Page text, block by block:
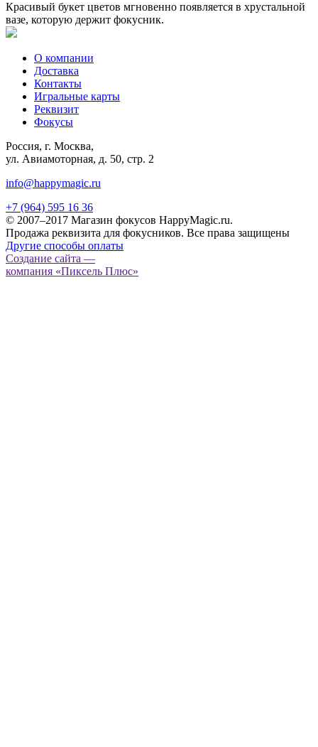
Красивый букет цветов мгновенно появляется в хрустальной
вазе, которую держит фокусник.
О компании
Доставка
Контакты
Игральные карты
Реквизит
Фокусы
Россия, г. Москва,
ул. Авиамоторная, д. 50, стр. 2
info@happymagic.ru
+7 (964) 595 16 36
© 2007–2017 Магазин фокусов HappyMagic.ru.
Продажа реквизита для фокусников. Все права защищены
Другие способы оплаты
Создание сайта —
компания «Пиксель Плюс»